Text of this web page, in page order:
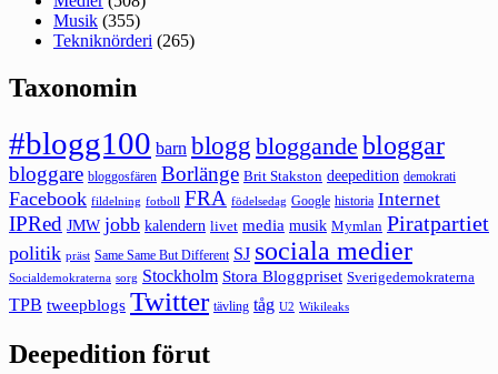
Musik (355)
Tekniknörderi (265)
Taxonomin
#blogg100 barn blogg bloggande bloggar
bloggare bloggosfären Borlänge Brit Stakston deepedition demokrati
Facebook fildelning fotboll FRA födelsedag Google historia Internet
IPRed JMW jobb kalendern livet media musik Mymlan Piratpartiet
politik präst Same Same But Different SJ sociala medier
Socialdemokraterna sorg Stockholm Stora Bloggpriset Sverigedemokraterna
TPB tweepblogs Twitter tävling tåg U2 Wikileaks
Deepedition förut